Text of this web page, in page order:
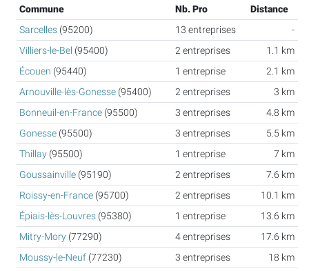
Commune Nb. Pro
Distance
Sarcelles (95200) 13 entreprises
-
Villiers-le-Bel (95400) 2 entreprises
1.1 km
Écouen (95440) 1 entreprise
2.1 km
Arnouville-lès-Gonesse (95400) 2 entreprises
3 km
Bonneuil-en-France (95500) 3 entreprises
4.8 km
Gonesse (95500) 3 entreprises
5.5 km
Thillay (95500) 1 entreprise
7 km
Goussainville (95190) 2 entreprises
7.6 km
Roissy-en-France (95700) 2 entreprises
10.1 km
Épiais-lès-Louvres (95380) 1 entreprise
13.6 km
Mitry-Mory (77290) 4 entreprises
17.6 km
Moussy-le-Neuf (77230) 3 entreprises
18 km